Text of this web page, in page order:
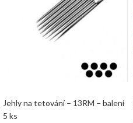
Jehly na tetování – 13RM – balení
5 ks